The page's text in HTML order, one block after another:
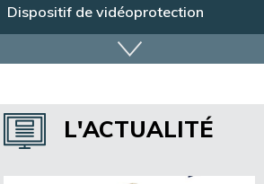
Dispositif de vidéoprotection
Annuaire des services
Annuaire des associations
Argentan Aujourd’hui
L'ACTUALITÉ